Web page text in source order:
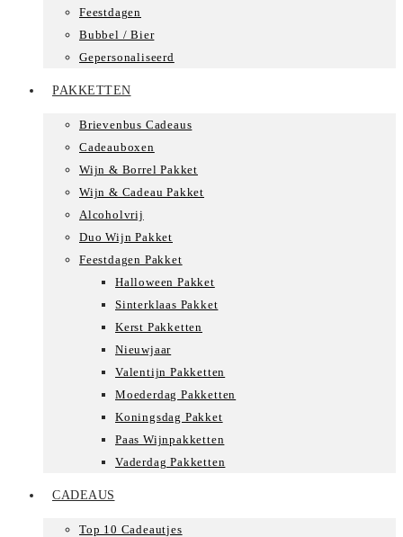
Feestdagen
Bubbel / Bier
Gepersonaliseerd
PAKKETTEN
Brievenbus Cadeaus
Cadeauboxen
Wijn & Borrel Pakket
Wijn & Cadeau Pakket
Alcoholvrij
Duo Wijn Pakket
Feestdagen Pakket
Halloween Pakket
Sinterklaas Pakket
Kerst Pakketten
Nieuwjaar
Valentijn Pakketten
Moederdag Pakketten
Koningsdag Pakket
Paas Wijnpakketten
Vaderdag Pakketten
CADEAUS
Top 10 Cadeautjes